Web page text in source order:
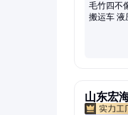
毛竹四不
搬运车 液
山东宏